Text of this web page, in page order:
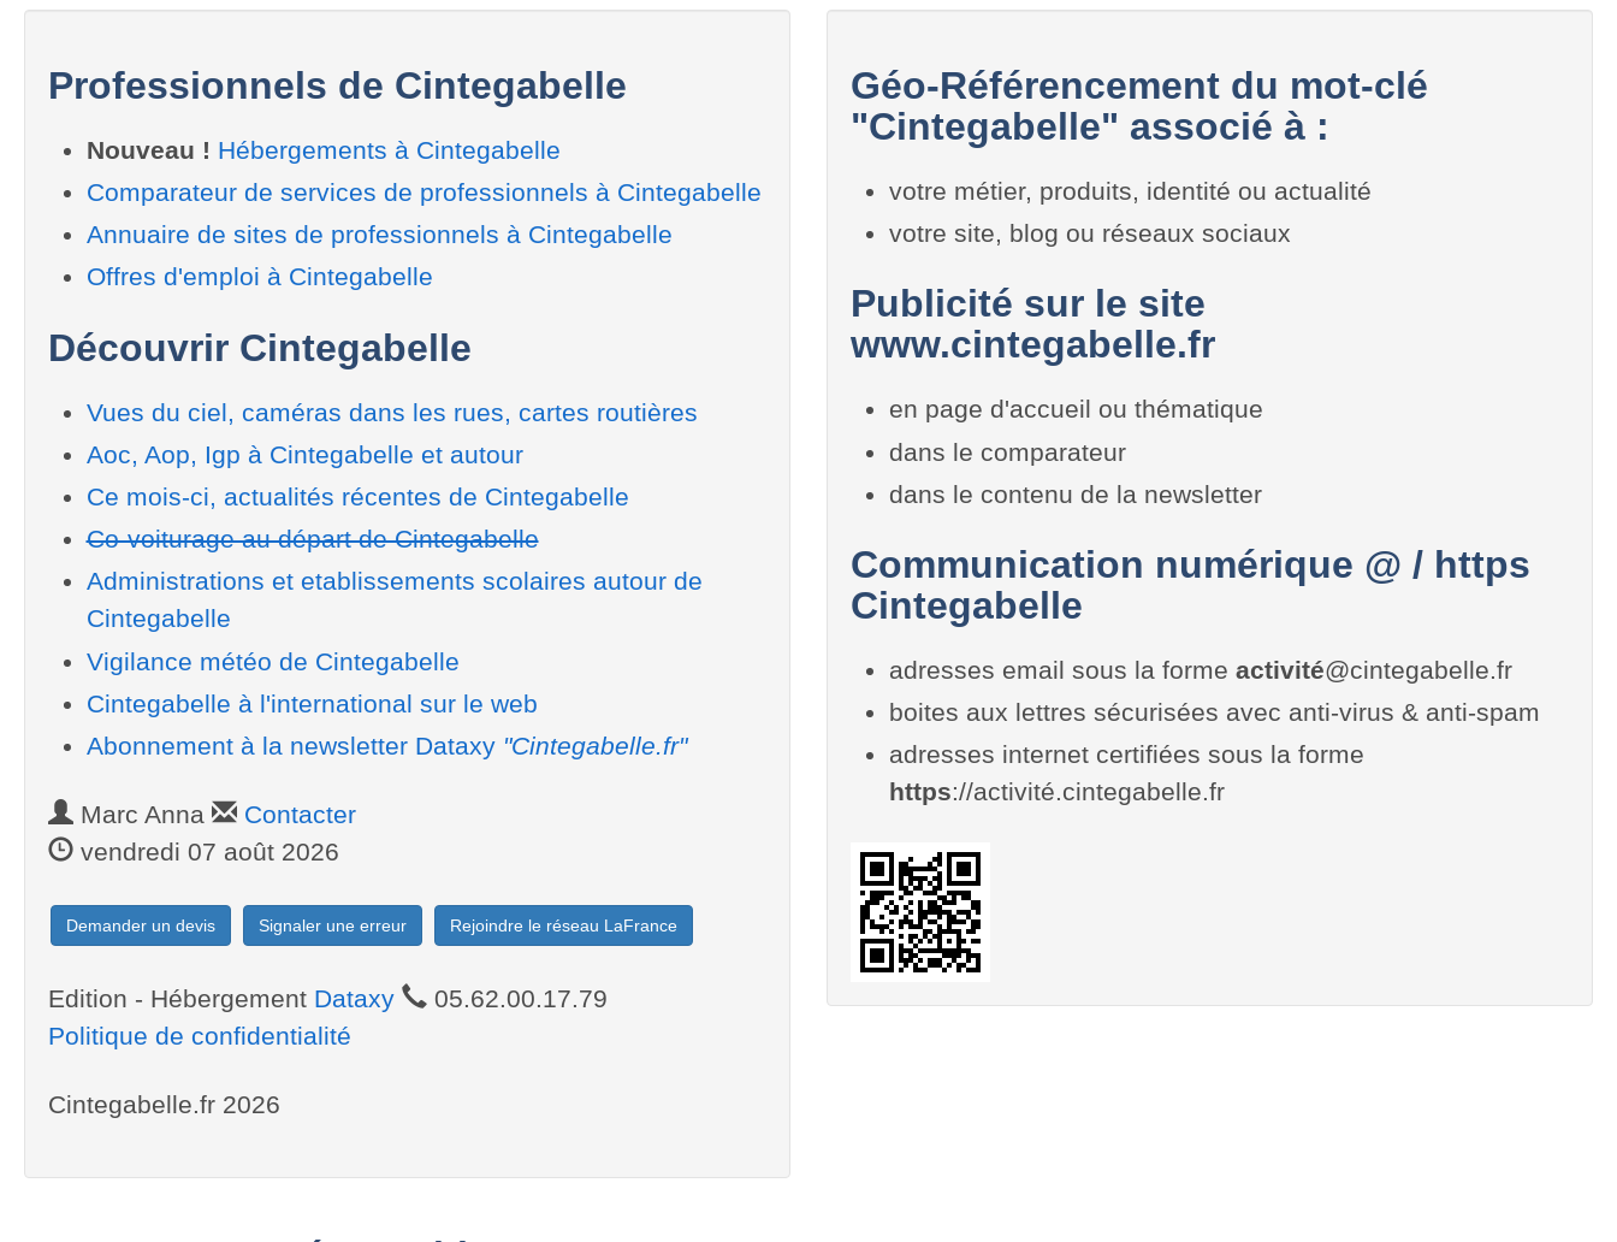
Professionnels de Cintegabelle
Nouveau ! Hébergements à Cintegabelle
Comparateur de services de professionnels à Cintegabelle
Annuaire de sites de professionnels à Cintegabelle
Offres d'emploi à Cintegabelle
Découvrir Cintegabelle
Vues du ciel, caméras dans les rues, cartes routières
Aoc, Aop, Igp à Cintegabelle et autour
Ce mois-ci, actualités récentes de Cintegabelle
Co-voiturage au départ de Cintegabelle
Administrations et etablissements scolaires autour de
Cintegabelle
Vigilance météo de Cintegabelle
Cintegabelle à l'international sur le web
Abonnement à la newsletter Dataxy "Cintegabelle.fr"
Marc Anna
Contacter
vendredi 07 août 2026
Demander un devis Signaler une erreur Rejoindre le réseau LaFrance
Edition - Hébergement Dataxy
05.62.00.17.79
Politique de confidentialité
Cintegabelle.fr 2026
Géo-Référencement du mot-clé
"Cintegabelle" associé à :
votre métier, produits, identité ou actualité
votre site, blog ou réseaux sociaux
Publicité sur le site
www.cintegabelle.fr
en page d'accueil ou thématique
dans le comparateur
dans le contenu de la newsletter
Communication numérique @ / https
Cintegabelle
adresses email sous la forme activité@cintegabelle.fr
boites aux lettres sécurisées avec anti-virus & anti-spam
adresses internet certifiées sous la forme
https://activité.cintegabelle.fr